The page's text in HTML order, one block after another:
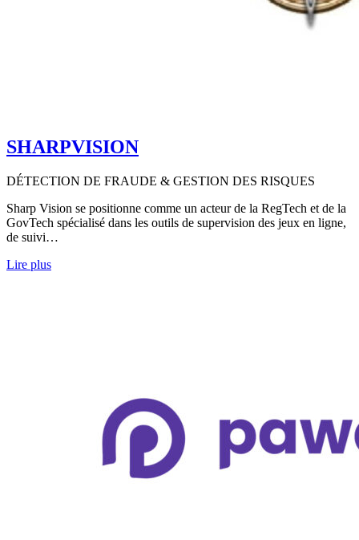
SHARPVISION
DÉTECTION DE FRAUDE & GESTION DES RISQUES
Sharp Vision se positionne comme un acteur de la RegTech et de la
GovTech spécialisé dans les outils de supervision des jeux en ligne,
de suivi…
Lire plus